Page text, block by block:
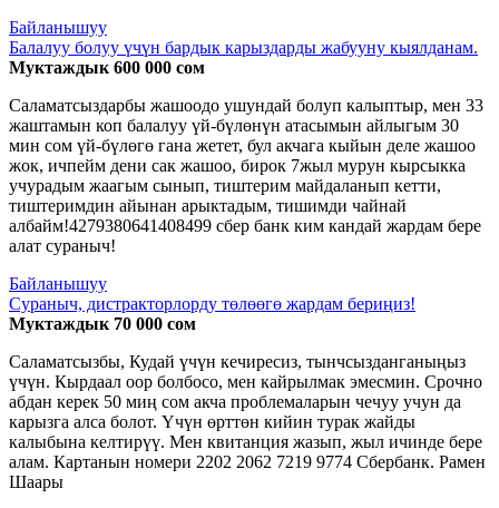
Байланышуу
Балалуу болуу үчүн бардык карыздарды жабууну кыялданам.
Муктаждык 600 000 сом
Саламатсыздарбы жашоодо ушундай болуп калыптыр, мен 33
жаштамын коп балалуу үй-бүлөнүн атасымын айлыгым 30
мин сом үй-бүлөгө гана жетет, бул акчага кыйын деле жашоо
жок, ичпейм дени сак жашоо, бирок 7жыл мурун кырсыкка
учурадым жаагым сынып, тиштерим майдаланып кетти,
тиштеримдин айынан арыктадым, тишимди чайнай
албайм!4279380641408499 сбер банк ким кандай жардам бере
алат сураныч!
Байланышуу
Сураныч, дистракторлорду төлөөгө жардам бериңиз!
Муктаждык 70 000 сом
Саламатсызбы, Кудай үчүн кечиресиз, тынчсызданганыңыз
үчүн. Кырдаал оор болбосо, мен кайрылмак эмесмин. Срочно
абдан керек 50 миң сом акча проблемаларын чечуу учун да
карызга алса болот. Үчүн өрттөн кийин турак жайды
калыбына келтирүү. Мен квитанция жазып, жыл ичинде бере
алам. Картанын номери 2202 2062 7219 9774 Сбербанк. Рамен
Шаары